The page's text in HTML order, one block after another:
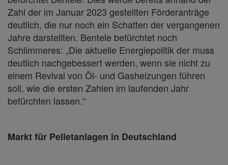
Zahl der im Januar 2023 gestellten Förderanträge
deutlich, die nur noch ein Schatten der vergangenen
Jahre darstellten. Bentele befürchtet noch
Schlimmeres: „Die aktuelle Energiepolitik der muss
deutlich nachgebessert werden, wenn sie nicht zu
einem Revival von Öl- und Gasheizungen führen
soll, wie die ersten Zahlen im laufenden Jahr
befürchten lassen.“
Markt für Pelletanlagen in Deutschland